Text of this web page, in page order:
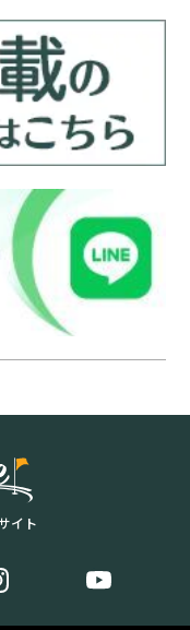
イト